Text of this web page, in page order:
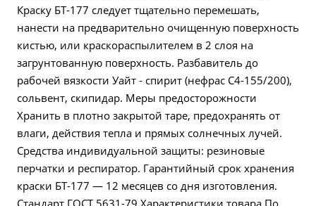
Краску БТ-177 следует тщательно перемешать,
нанести на предварительно очищенную поверхность
кистью, или краскораспылителем в 2 слоя на
загрунтованную поверхность. Разбавитель до
рабочей вязкости Уайт - спирит (нефрас С4-155/200),
сольвент, скипидар. Меры предосторожности
Хранить в плотно закрытой таре, предохранять от
влаги, действия тепла и прямых солнечных лучей.
Средства индивидуальной защиты: резиновые
перчатки и респиратор. Гарантийный срок хранения
краски БТ-177 — 12 месяцев со дня изготовления.
Стандарт ГОСТ 5631-79 Характеристики товара По